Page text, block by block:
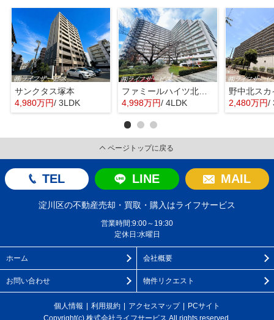
サンクタス塚本
4,980万円/ 3LDK
ファミールハイツ北大阪４号棟
4,998万円/ 4LDK
野中北スカ
2,480万円/
ページトップに戻る
TEL LINE MAIL
淀川区の不動産売却・買取・購入はライフサービス
営業時間:9:00～19:30
定休日:水曜日
ホーム 会社概要
お問い合わせ 物件リクエスト
個人情報 利用規約 アクセスマップ
PCサイト